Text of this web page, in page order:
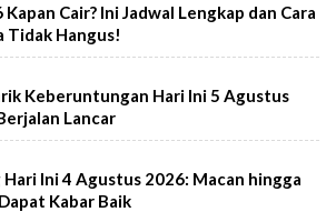
Kapan Cair? Ini Jadwal Lengkap dan Cara
Tidak Hangus!
Keberuntungan Hari Ini 5 Agustus
Lancar
Ini 4 Agustus 2026: Macan hingga
Kabar Baik